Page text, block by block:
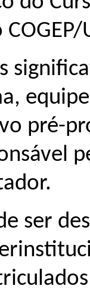
pré-
ser